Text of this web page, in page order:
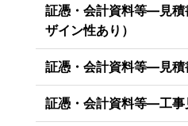
証憑・会計資料等―見
ザイン性あり）
証憑・会計資料等―見積
証憑・会計資料等―工事